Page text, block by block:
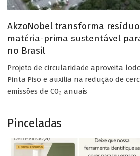
AkzoNobel transforma
matéria-prima sustentável
no Brasil
Projeto de circularidade aproveita
Pinta Piso e auxilia na redução de
emissões de CO₂ anuais
Pinceladas